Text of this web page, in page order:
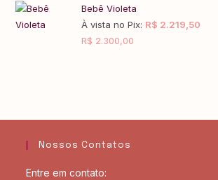
Bebê Violeta
À vista no Pix: R$ 2.219,50
R$ 2.300,00
Nossos Contatos
Entre em contato: